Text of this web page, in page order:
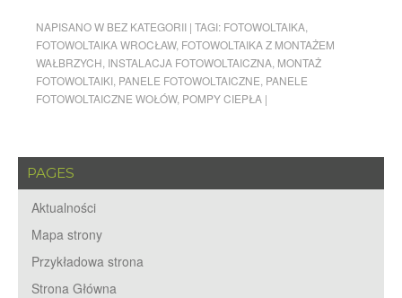
NAPISANO W BEZ KATEGORII | TAGI: FOTOWOLTAIKA
FOTOWOLTAIKA WROCŁAW, FOTOWOLTAIKA Z MONTAŻEM
WAŁBRZYCH INSTALACJA FOTOWOLTAICZNA MONTAŻ
FOTOWOLTAIKI PANELE FOTOWOLTAICZNE PANELE
FOTOWOLTAICZNE WOŁÓW, POMPY CIEPŁA |
PAGES
Aktualności
Mapa strony
Przykładowa strona
Strona Główna